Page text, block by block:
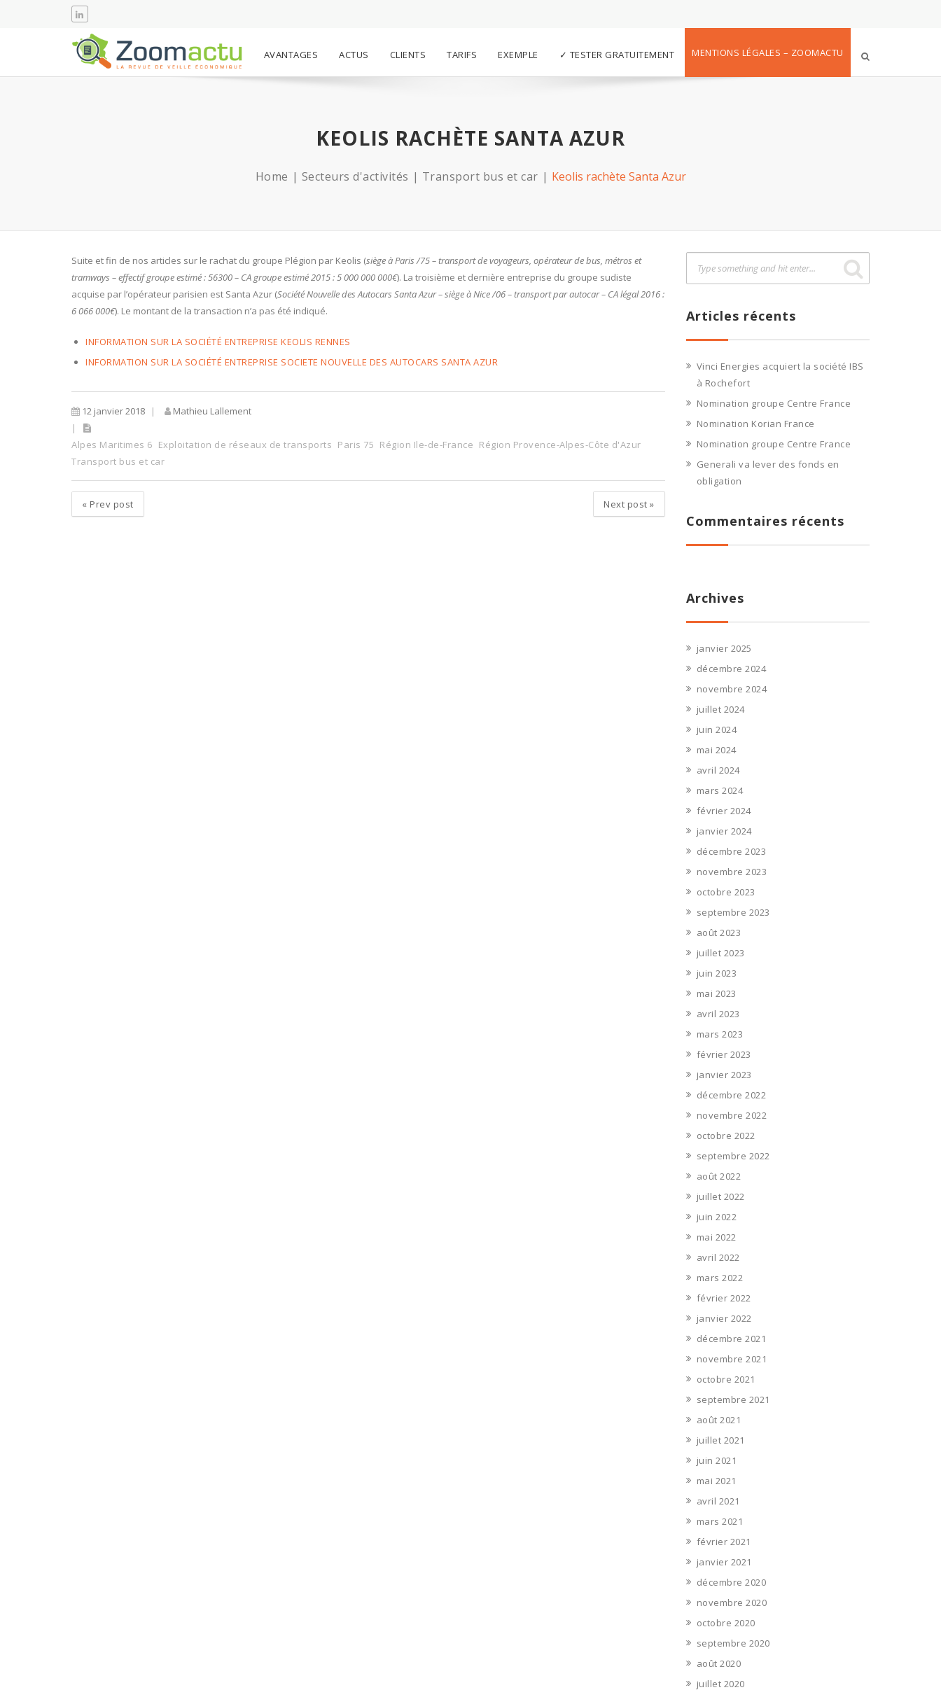
AVANTAGES ACTUS CLIENTS TARIFS EXEMPLE ✓ TESTER GRATUITEMENT MENTIONS LÉGALES – ZOOMACTU
KEOLIS RACHÈTE SANTA AZUR
Home Secteurs d'activités Transport bus et car Keolis rachète Santa Azur
Suite et fin de nos articles sur le rachat du groupe Plégion par Keolis (siège à Paris /75 – transport de voyageurs, opérateur de bus, métros et
tramways – effectif groupe estimé : 56300 – CA groupe estimé 2015 : 5 000 000 000€). La troisième et dernière entreprise du groupe sudiste
acquise par l’opérateur parisien est Santa Azur (Société Nouvelle des Autocars Santa Azur –siège à Nice /06 – transport par autocar – CA légal 2016 :
6 066 000€). Le montant de la transaction n’a pas été indiqué.
INFORMATION SUR LA SOCIÉTÉ ENTREPRISE KEOLIS RENNES
INFORMATION SUR LA SOCIÉTÉ ENTREPRISE SOCIETE NOUVELLE DES AUTOCARS SANTA AZUR
12 janvier 2018 Mathieu Lallement
Alpes Maritimes 6 Exploitation de réseaux de transports Paris 75 Région Ile-de-France Région Provence-Alpes-Côte d'Azur
Transport bus et car
« Prev post Next post »
Articles récents
Vinci Energies acquiert la société IBS
à Rochefort
Nomination groupe Centre France
Nomination Korian France
Nomination groupe Centre France
Generali va lever des fonds en
obligation
Commentaires récents
Archives
janvier 2025
décembre 2024
novembre 2024
juillet 2024
juin 2024
mai 2024
avril 2024
mars 2024
février 2024
janvier 2024
décembre 2023
novembre 2023
octobre 2023
septembre 2023
août 2023
juillet 2023
juin 2023
mai 2023
avril 2023
mars 2023
février 2023
janvier 2023
décembre 2022
novembre 2022
octobre 2022
septembre 2022
août 2022
juillet 2022
juin 2022
mai 2022
avril 2022
mars 2022
février 2022
janvier 2022
décembre 2021
novembre 2021
octobre 2021
septembre 2021
août 2021
juillet 2021
juin 2021
mai 2021
avril 2021
mars 2021
février 2021
janvier 2021
décembre 2020
novembre 2020
octobre 2020
septembre 2020
août 2020
juillet 2020